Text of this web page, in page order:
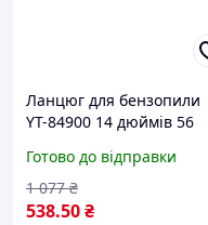
Ланцюг для бензопили
YT-84900 14 дюймів 56
деревини з низьким
рівнем вібрації
Готово до відправки
538.50₴
1 077 ₴